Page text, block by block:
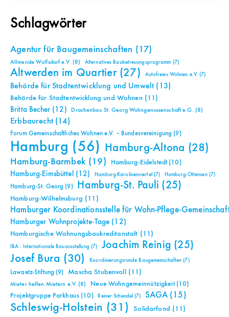
Schlagwörter
Agentur für Baugemeinschaften (17)
Allmende Wulfsdorf e.V. (8) Alternatives Baubetreuungsprogramm (7)
Altwerden im Quartier(27) Autofreies Wohnen e.V. (7)
Behörde für Stadtentwicklung und Umwelt (13)
Behörde für Stadtentwicklung und Wohnen(11)
Britta Becher(12) Drachenbau St. Georg Wohngenossenschaft e.G. (8)
Erbbaurecht(14)
Forum Gemeinschaftliches Wohnen e.V. – Bundesvereinigung (9)
Hamburg (56) Hamburg-Altona (28)
Hamburg-Barmbek(19) Hamburg-Eidelstedt(10)
Hamburg-Eimsbüttel (12) Hamburg-Karolinenviertel (7) Hamburg-Ottensen(7)
Hamburg-St. Georg (9) Hamburg-St. Pauli (25)
Hamburg-Wilhelmsburg (11)
Hamburger Koordinationsstelle für Wohn-Pflege-
Hamburger Wohnprojekte-Tage (12)
Hamburgische Wohnungsbaukreditanstalt (11)
IBA - Internationale Bauausstellung (7) Joachim Reinig (25)
Josef Bura (30) Koordinierungsrunde Baugemeinschaften (7)
Lawaetz-Stiftung (9) Mascha Stubenvoll (11)
Mieter helfen Mietern e.V. (8) Neue Wohngemeinnützigkeit(10)
Projektgruppe Parkhaus (10) Reiner Schendel (7) SAGA(15)
Schleswig-Holstein (31) Solidarfond (11)